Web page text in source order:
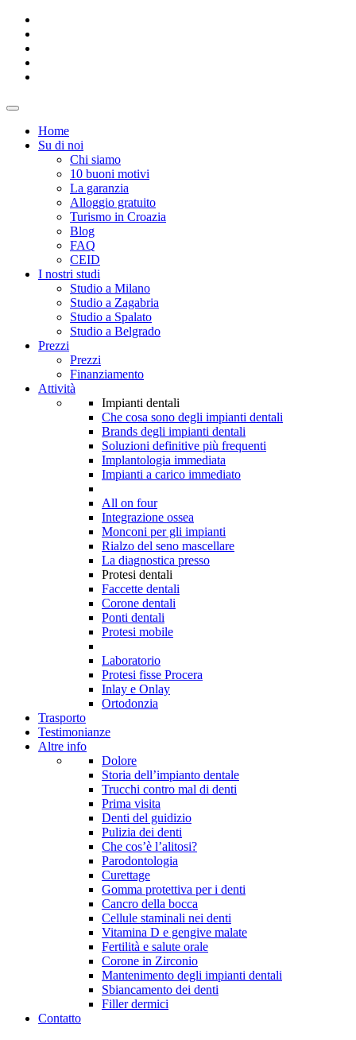
Home
Su di noi
Chi siamo
10 buoni motivi
La garanzia
Alloggio gratuito
Turismo in Croazia
Blog
FAQ
CEID
I nostri studi
Studio a Milano
Studio a Zagabria
Studio a Spalato
Studio a Belgrado
Prezzi
Prezzi
Finanziamento
Attività
Impianti dentali
Che cosa sono degli impianti dentali
Brands degli impianti dentali
Soluzioni definitive più frequenti
Implantologia immediata
Impianti a carico immediato
All on four
Integrazione ossea
Monconi per gli impianti
Rialzo del seno mascellare
La diagnostica presso
Protesi dentali
Faccette dentali
Corone dentali
Ponti dentali
Protesi mobile
Laboratorio
Protesi fisse Procera
Inlay e Onlay
Ortodonzia
Trasporto
Testimonianze
Altre info
Dolore
Storia dell’impianto dentale
Trucchi contro mal di denti
Prima visita
Denti del guidizio
Pulizia dei denti
Che cos’è l’alitosi?
Parodontologia
Curettage
Gomma protettiva per i denti
Cancro della bocca
Cellule staminali nei denti
Vitamina D e gengive malate
Fertilità e salute orale
Corone in Zirconio
Mantenimento degli impianti dentali
Sbiancamento dei denti
Filler dermici
Contatto